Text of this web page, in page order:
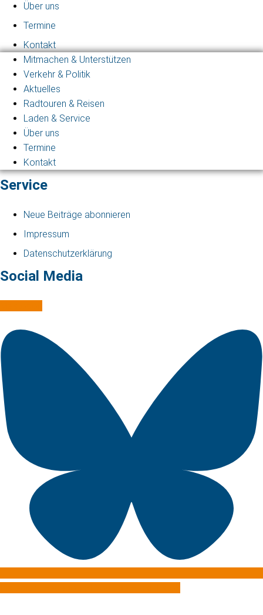
Über uns
Termine
Kontakt
Mitmachen & Unterstützen
Verkehr & Politik
Aktuelles
Radtouren & Reisen
Laden & Service
Über uns
Termine
Kontakt
Service
Neue Beiträge abonnieren
Impressum
Datenschutzerklärung
Social Media